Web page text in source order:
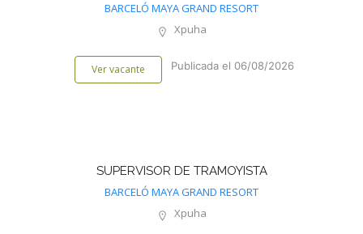
BARCELÓ MAYA GRAND RESORT
Xpuha
Ver vacante Publicada el 06/08/2026
SUPERVISOR DE TRAMOYISTA
BARCELÓ MAYA GRAND RESORT
Xpuha